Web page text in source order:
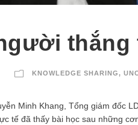
KNOWLEDGE SHARING,
Minh Khang, Tổng giám đốc
tế đã thấy bài học sau những